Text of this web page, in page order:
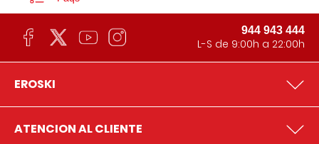
944 943 444
L-S de 9:00h a 22:00h
EROSKI
ATENCION AL CLIENTE